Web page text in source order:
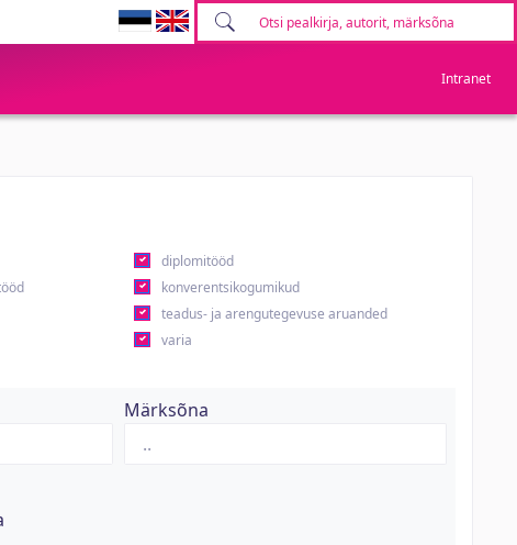
Intranet
diplomitööd
konverentsikogumikud
teadus- ja arengutegevuse aruanded
varia
Märksõna